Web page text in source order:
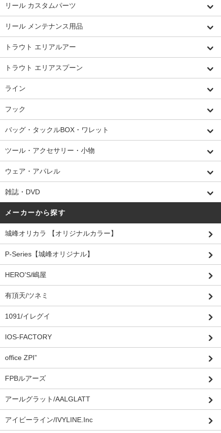
リール カスタムパーツ
リール メンテナンス用品
トラウト エリアルアー
トラウト エリアスプーン
ライン
フック
バッグ・タックルBOX・ワレット
ツール・アクセサリー・小物
ウェア・アパレル
雑誌・DVD
メーカーから探す
城峰オリカラ 【オリジナルカラー】
P-Series【城峰オリジナル】
HERO'S/嶋屋
有頂天/ツネミ
1091/イレグイ
IOS-FACTORY
office ZPI”
FPBルアーズ
アールグラット/AALGLATT
アイビーライン/IVYLINE.Inc